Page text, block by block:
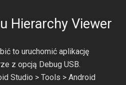
Hierarchy Viewer
to uruchomić aplikację
z opcją Debug USB.
Studio > Tools > Android